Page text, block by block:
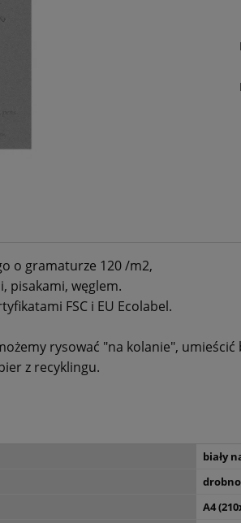
o gramaturze 120 /m2,
pisakami, węglem.
FSC i EU Ecolabel.
rysować "na kolanie", umieścić
z recyklingu.
biały
A4